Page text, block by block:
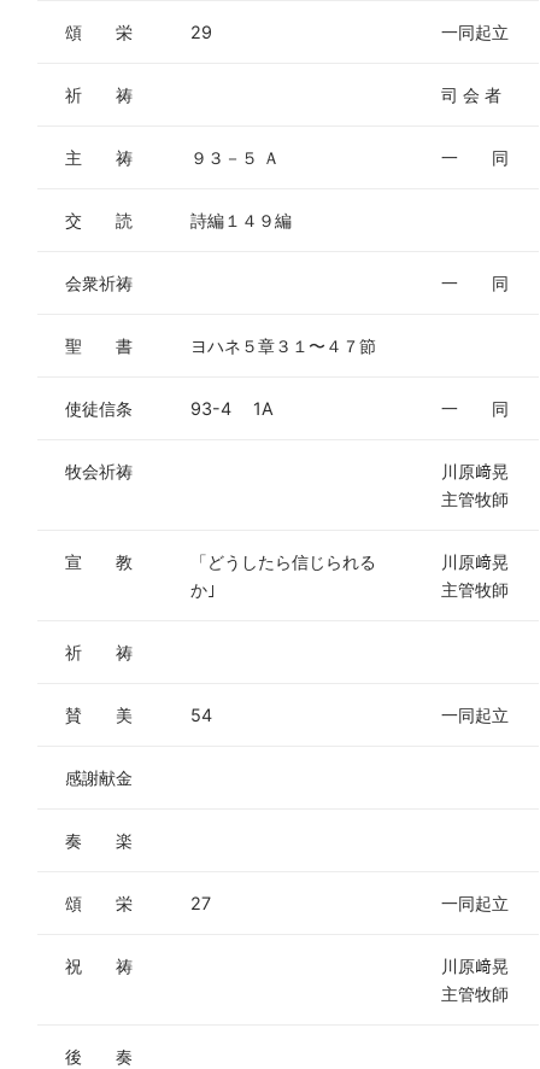
頌 栄 29 一同起立
祈 祷 司 会 者
主 祷 ９３－５ Ａ 一 同
交 読 詩編１４９編
会衆祈祷 一 同
聖 書 ヨハネ５章３１〜４７節
使徒信条 93-4 1A 一 同
牧会祈祷
川原﨑晃
主管牧師
宣 教
「どうしたら信じられる
か｣
川原﨑晃
主管牧師
祈 祷
賛 美 54 一同起立
感謝献金
奏 楽
頌 栄 27 一同起立
祝 祷
川原﨑晃
主管牧師
後 奏